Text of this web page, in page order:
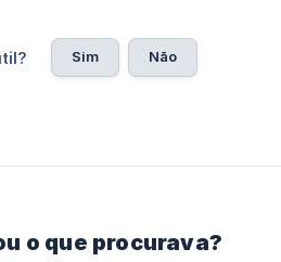
Sim Não
o que procurava?